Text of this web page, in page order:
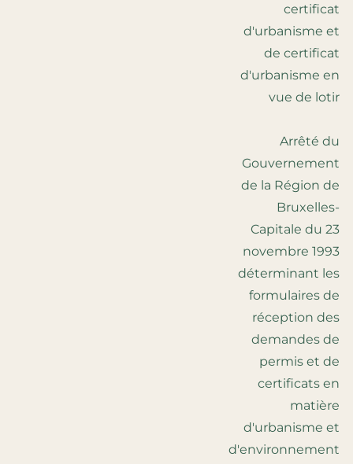
certificat
d'urbanisme et
de certificat
d'urbanisme en
vue de lotir
Arrêté du
Gouvernement
de la Région de
Bruxelles-
Capitale du 23
novembre 1993
déterminant les
formulaires de
réception des
demandes de
permis et de
certificats en
matière
d'urbanisme et
d'environnement